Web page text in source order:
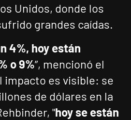
Unidos, donde los
grandes caídas.
4%, hoy están
o 9%”, mencionó el
impacto es visible: se
de dólares en la
"hoy se están